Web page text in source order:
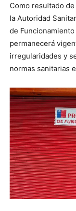
Como resultado
la Autoridad
de
permanecerá
irregularidades y
normas sanitarias